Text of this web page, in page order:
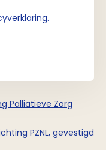
.
Palliatieve Zorg
PZNL, gevestigd